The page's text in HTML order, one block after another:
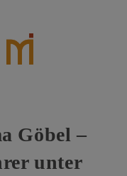
Göbel –
unter